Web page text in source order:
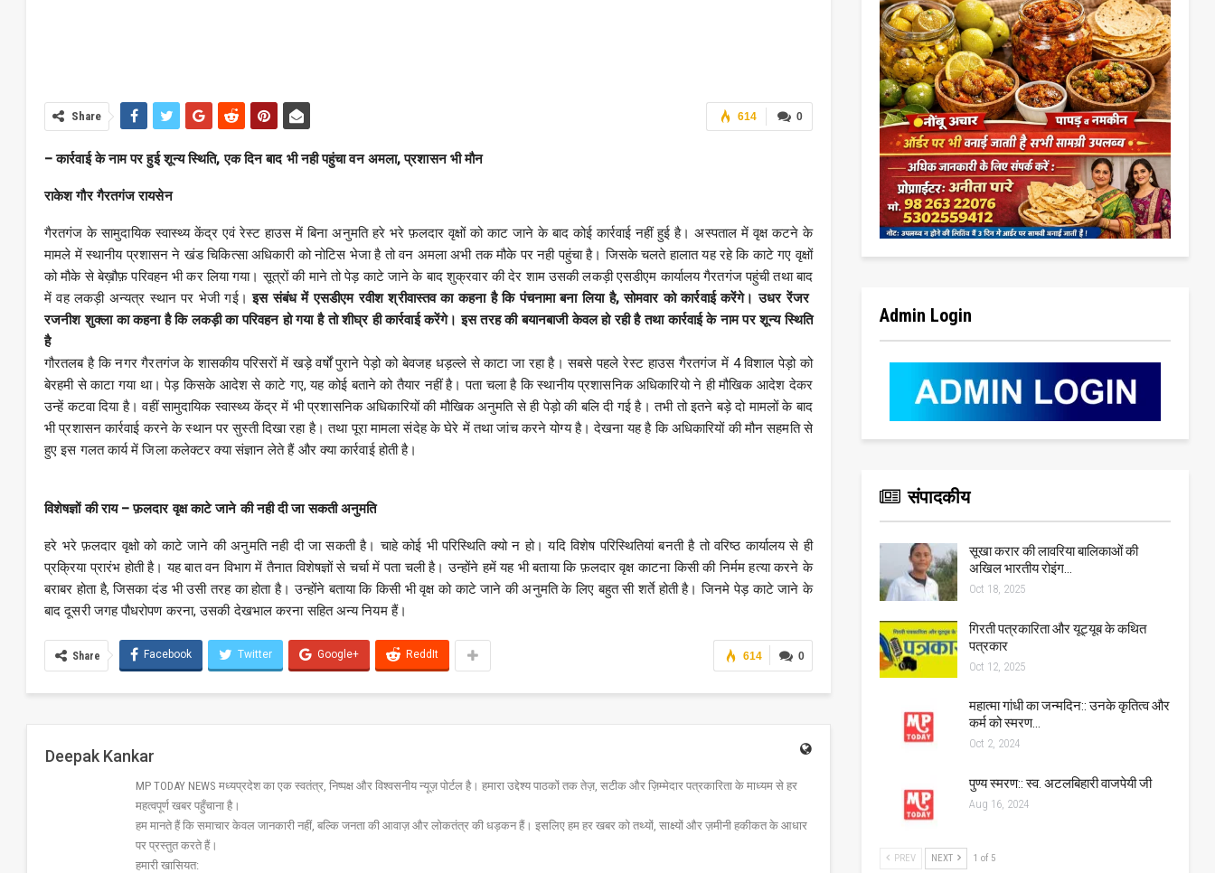
0
614
Share
– कार्रवाई के नाम पर हुई शून्य स्थिति, एक दिन बाद भी नही पहुंचा वन अमला, प्रशासन भी मौन
राकेश गौर गैरतगंज रायसेन
गैरतगंज के सामुदायिक स्वास्थ्य केंद्र एवं रेस्ट हाउस में बिना अनुमति हरे भरे फ़लदार वृक्षों को काट जाने के बाद कोई कार्रवाई नहीं हुई है। अस्पताल में वृक्ष कटने के
मामले में स्थानीय प्रशासन ने खंड चिकित्सा अधिकारी को नोटिस भेजा है तो वन अमला अभी तक मौके पर नही पहुंचा है। जिसके चलते हालात यह रहे कि काटे गए वृक्षों
को मौके से बेख़ौफ़ परिवहन भी कर लिया गया। सूत्रों की माने तो पेड़ काटे जाने के बाद शुक्रवार की देर शाम उसकी लकड़ी एसडीएम कार्यालय गैरतगंज पहुंची तथा बाद
में वह लकड़ी अन्यत्र स्थान पर भेजी गई।इस संबंध में एसडीएम रवीश श्रीवास्तव का कहना है कि पंचनामा बना लिया है, सोमवार को कार्रवाई करेंगे। उधर रेंजर
रजनीश शुक्ला का कहना है कि लकड़ी का परिवहन हो गया है तो शीघ्र ही कार्रवाई करेंगे। इस तरह की बयानबाजी केवल हो रही है तथा कार्रवाई के नाम पर शून्य स्थिति
है
गौरतलब है कि नगर गैरतगंज के शासकीय परिसरों में खड़े वर्षों पुराने पेड़ो को बेवजह धड़ल्ले से काटा जा रहा है। सबसे पहले रेस्ट हाउस गैरतगंज में 4 विशाल पेड़ो को
बेरहमी से काटा गया था। पेड़ किसके आदेश से काटे गए, यह कोई बताने को तैयार नहीं है। पता चला है कि स्थानीय प्रशासनिक अधिकारियो ने ही मौखिक आदेश देकर
उन्हें कटवा दिया है। वहीं सामुदायिक स्वास्थ्य केंद्र में भी प्रशासनिक अधिकारियों की मौखिक अनुमति से ही पेड़ो की बलि दी गई है। तभी तो इतने बड़े दो मामलों के बाद
भी प्रशासन कार्रवाई करने के स्थान पर सुस्ती दिखा रहा है। तथा पूरा मामला संदेह के घेरे में तथा जांच करने योग्य है। देखना यह है कि अधिकारियों की मौन सहमति से
हुए इस गलत कार्य में जिला कलेक्टर क्या संज्ञान लेते हैं और क्या कार्रवाई होती है।
विशेषज्ञों की राय – फ़लदार वृक्ष काटे जाने की नही दी जा सकती अनुमति
हरे भरे फ़लदार वृक्षो को काटे जाने की अनुमति नही दी जा सकती है। चाहे कोई भी परिस्थिति क्यो न हो। यदि विशेष परिस्थितियां बनती है तो वरिष्ठ कार्यालय से ही
प्रक्रिया प्रारंभ होती है। यह बात वन विभाग में तैनात विशेषज्ञों से चर्चा में पता चली है। उन्होंने हमें यह भी बताया कि फ़लदार वृक्ष काटना किसी की निर्मम हत्या करने के
बराबर होता है, जिसका दंड भी उसी तरह का होता है। उन्होंने बताया कि किसी भी वृक्ष को काटे जाने की अनुमति के लिए बहुत सी शर्ते होती है। जिनमे पेड़ काटे जाने के
बाद दूसरी जगह पौधरोपण करना, उसकी देखभाल करना सहित अन्य नियम हैं।
0
614
Share Facebook Twitter Google+ ReddIt
Deepak Kankar
MP TODAY NEWS मध्यप्रदेश का एक स्वतंत्र, निष्पक्ष और विश्वसनीय न्यूज़ पोर्टल है। हमारा उद्देश्य पाठकों तक तेज़, सटीक और ज़िम्मेदार पत्रकारिता के माध्यम से हर
महत्वपूर्ण खबर पहुँचाना है।
हम मानते हैं कि समाचार केवल जानकारी नहीं, बल्कि जनता की आवाज़ और लोकतंत्र की धड़कन हैं। इसलिए हम हर खबर को तथ्यों, साक्ष्यों और ज़मीनी हकीकत के आधार
पर प्रस्तुत करते हैं।
हमारी खासियत:
Admin Login
संपादकीय
सूखा करार की लावरिया बालिकाओं की
अखिल भारतीय रोइंग…
Oct 18, 2025
गिरती पत्रकारिता और यूट्यूब के कथित
पत्रकार
Oct 12, 2025
महात्मा गांधी का जन्मदिन:: उनके कृतित्व और
कर्म को स्मरण…
Oct 2, 2024
पुण्य स्मरण:: स्व. अटलबिहारी वाजपेयी जी
Aug 16, 2024
PREV NEXT 1 of 5